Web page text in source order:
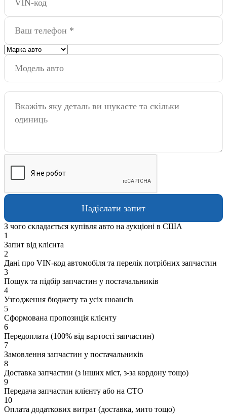
З чого складається купівля авто на аукціоні в США
1
Запит від клієнта
2
Дані про VIN-код автомобіля та перелік потрібних запчастин
3
Пошук та підбір запчастин у постачальників
4
Узгодження бюджету та усіх нюансів
5
Сформована пропозиція клієнту
6
Передоплата (100% від вартості запчастин)
7
Замовлення запчастин у постачальників
8
Доставка запчастин (з інших міст, з-за кордону тощо)
9
Передача запчастин клієнту або на СТО
10
Оплата додаткових витрат (доставка, мито тощо)